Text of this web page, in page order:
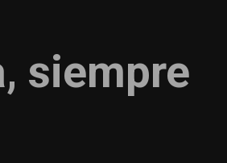
siempre